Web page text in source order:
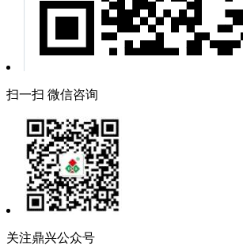
扫一扫 微信咨询
关注鼎兴公众号